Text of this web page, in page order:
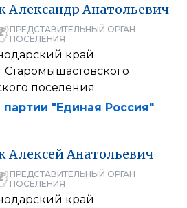
Александр Анатольевич
ПРЕДСТАВИТЕЛЬНЫЙ ОРГАН
ПОСЕЛЕНИЯ
край
Старомышастовского
поселения
партии "Единая Россия"
Алексей Анатольевич
ПРЕДСТАВИТЕЛЬНЫЙ ОРГАН
ПОСЕЛЕНИЯ
край